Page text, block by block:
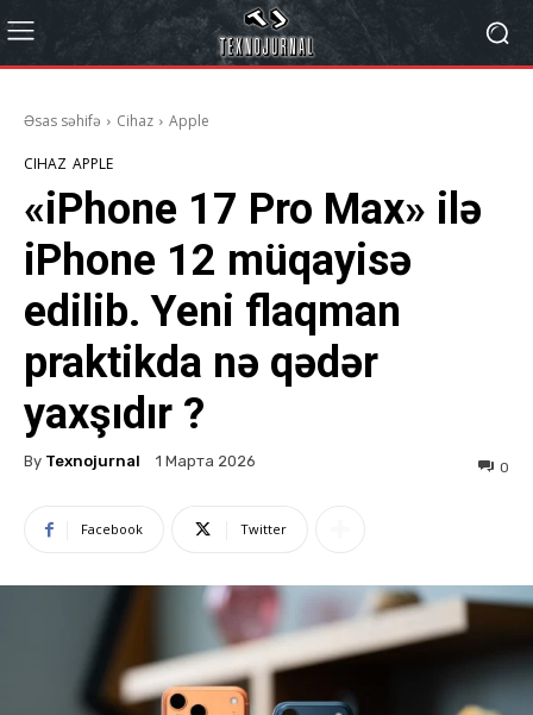
Əsas səhifə Cihaz Apple
CIHAZ APPLE
«iPhone 17 Pro Max» ilə
iPhone 12 müqayisə
edilib. Yeni flaqman
praktikda nə qədər
yaxşıdır ?
By Texnojurnal 1 Марта 2026 0
Facebook Twitter